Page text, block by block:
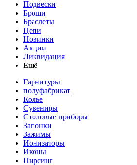
Подвески
Броши
Браслеты
Цепи
Новинки
Акции
Ликвидация
Ещё
Гарнитуры
полуфабрикат
Колье
Сувениры
Столовые приборы
Запонки
Зажимы
Ионизаторы
Иконы
Пирсинг